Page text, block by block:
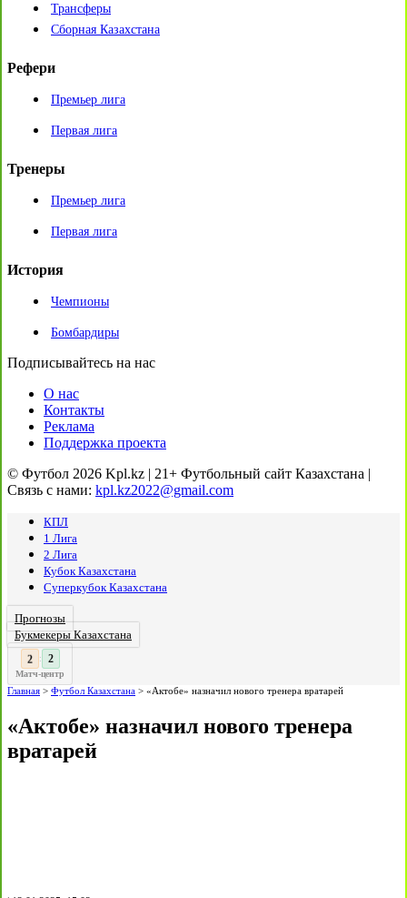
Трансферы
Сборная Казахстана
Рефери
Премьер лига
Первая лига
Тренеры
Премьер лига
Первая лига
История
Чемпионы
Бомбардиры
Подписывайтесь на нас
О нас
Контакты
Реклама
Поддержка проекта
© Футбол 2026 Kpl.kz | 21+ Футбольный сайт Казахстана |
Связь с нами: kpl.kz2022@gmail.com
КПЛ
1 Лига
2 Лига
Кубок Казахстана
Суперкубок Казахстана
Прогнозы
Букмекеры Казахстана
: 2
Матч-центр
Главная > Футбол Казахстана > «Актобе» назначил нового тренера вратарей
«Актобе» назначил нового тренера
вратарей